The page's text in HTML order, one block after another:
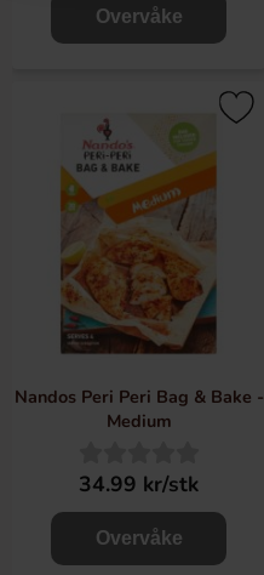
Overvåke
Nandos Peri Peri Bag & Bake -
Medium
34.99 kr/stk
Overvåke